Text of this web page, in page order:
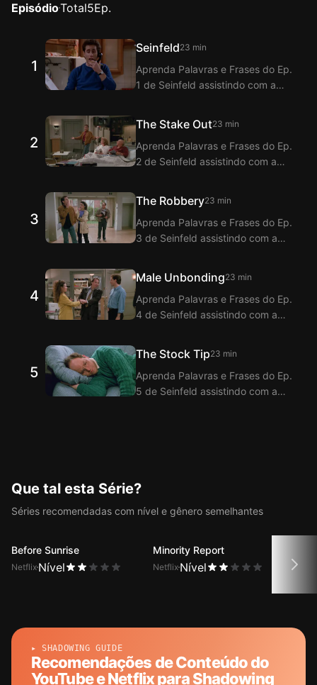
EpisódioTotal5Ep.
1
Seinfeld23 min
Aprenda Palavras e Frases do Ep.
1 de Seinfeld assistindo com a
Langflix oferece tradução dos
Diálogos do Ep. 1 de Seinfeld com
a função de legendas duplas.
2
The Stake Out23 min
Aprenda Palavras e Frases do Ep.
2 de Seinfeld assistindo com a
Langflix oferece tradução dos
Diálogos do Ep. 2 de Seinfeld com
a função de legendas duplas.
3
The Robbery23 min
Aprenda Palavras e Frases do Ep.
3 de Seinfeld assistindo com a
Langflix oferece tradução dos
Diálogos do Ep. 3 de Seinfeld
com a função de legendas
4
Male Unbonding23 min
Aprenda Palavras e Frases do Ep.
4 de Seinfeld assistindo com a
Langflix oferece tradução dos
Diálogos do Ep. 4 de Seinfeld
com a função de legendas
5
The Stock Tip23 min
Aprenda Palavras e Frases do Ep.
5 de Seinfeld assistindo com a
duplas.
Que tal esta Série?
Séries recomendadas com nível e gênero semelhantes
Before Sunrise
Netflix Nível
Minority Report
Netflix Nível
▸ SHADOWING GUIDE
Recomendações de Conteúdo do
YouTube e Netflix para Shadowing